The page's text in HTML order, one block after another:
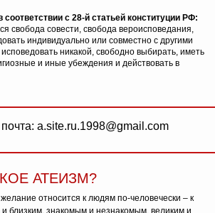
с 28-й статьей конституции РФ:
свобода совести, свобода вероисповедания,
индивидуально или совместно с другими
никакой, свободно выбирать, иметь
и иные убеждения и действовать в
a.site.ru.1998@gmail.com
АТЕИЗМ?
относится к людям по-человечески – к